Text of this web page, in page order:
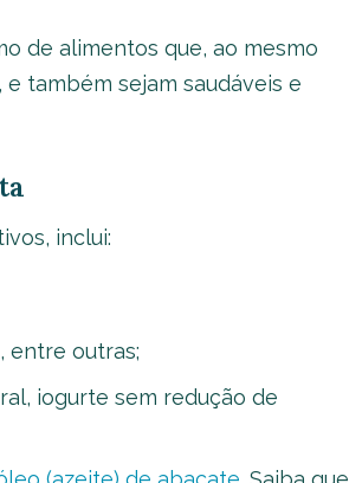
de alimentos que, ao mesmo
também sejam saudáveis e
inclui:
entre outras;
iogurte sem redução de